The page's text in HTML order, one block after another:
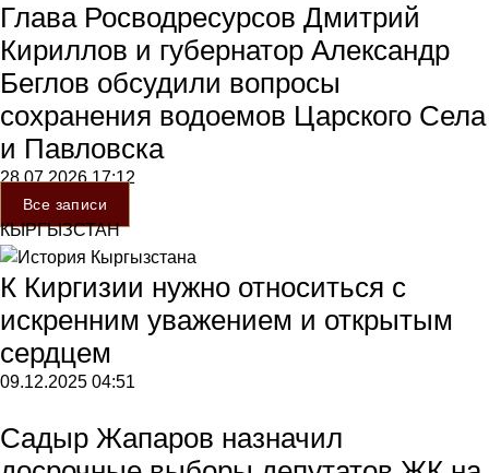
Глава Росводресурсов Дмитрий
Кириллов и губернатор Александр
Беглов обсудили вопросы
сохранения водоемов Царского Села
и Павловска
28.07.202617:12
Все записи
КЫРГЫЗСТАН
К Киргизии нужно относиться с
искренним уважением и открытым
сердцем
09.12.2025 04:51
Садыр Жапаров назначил